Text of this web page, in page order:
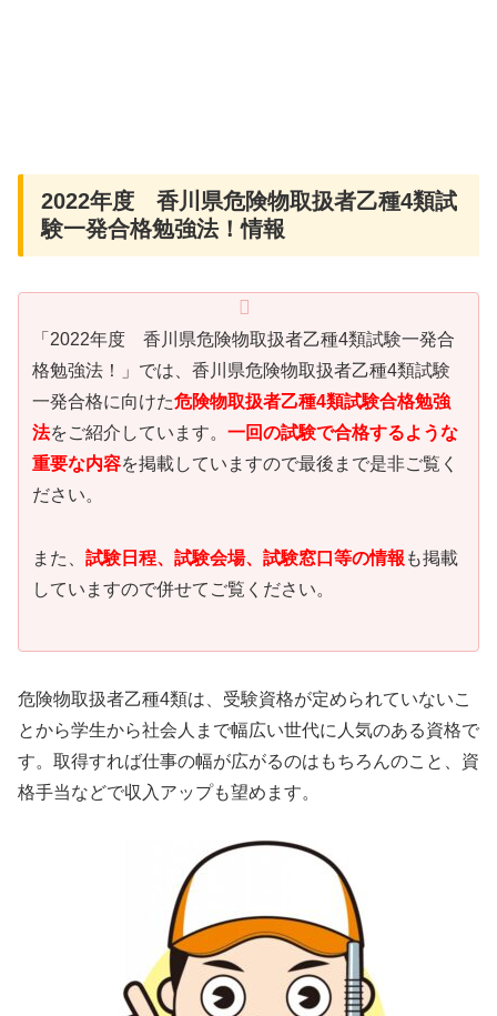
2022年度 香川県危険物取扱者乙種4類試
験一発合格勉強法！情報
「2022年度 香川県危険物取扱者乙種4類試験一発合
格勉強法！」では、香川県危険物取扱者乙種4類試験
一発合格に向けた危険物取扱者乙種4類試験合格勉強
法をご紹介しています。 一回の試験で合格するような
重要な内容を掲載していますので最後まで是非ご覧く
ださい。
また、 試験日程、試験会場、試験窓口等の情報 も掲載
していますので併せてご覧ください。
危険物取扱者乙種4類は、受験資格が定められていないこ
とから学生から社会人まで幅広い世代に人気のある資格で
す。取得すれば仕事の幅が広がるのはもちろんのこと、資
格手当などで収入アップも望めます。